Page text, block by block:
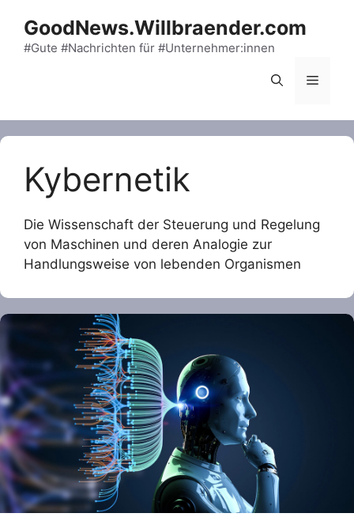
content
GoodNews.Willbraender.com
#Gute #Nachrichten für #Unternehmer:innen
Menu
Kybernetik
Die Wissenschaft der Steuerung und Regelung
von Maschinen und deren Analogie zur
Handlungsweise von lebenden Organismen